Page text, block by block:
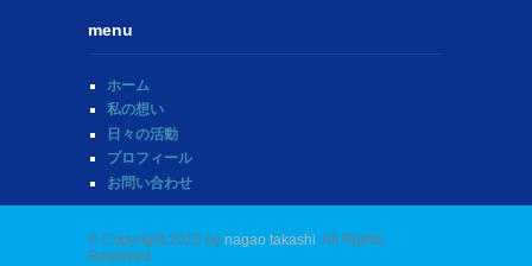
menu
ホーム
私の想い
日々の活動
プロフィール
お問い合わせ
© Copyright 2015 by nagao takashi . All Rights
Reserved.